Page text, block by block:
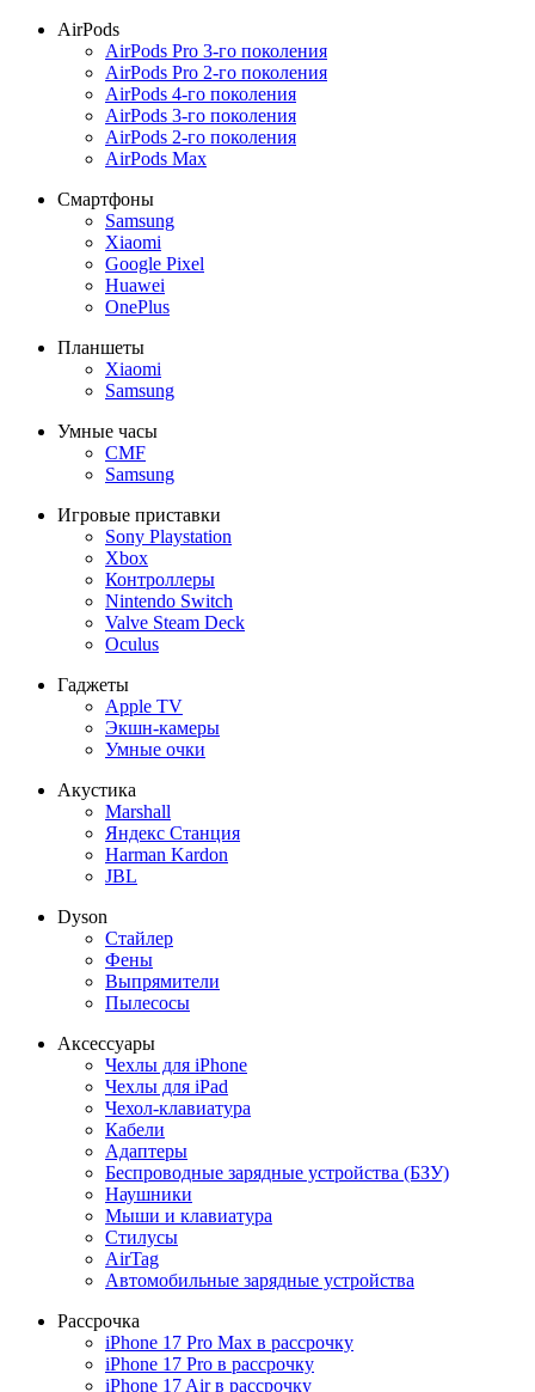
AirPods
AirPods Pro 3-го поколения
AirPods Pro 2-го поколения
AirPods 4-го поколения
AirPods 3-го поколения
AirPods 2-го поколения
AirPods Max
Смартфоны
Samsung
Xiaomi
Google Pixel
Huawei
OnePlus
Планшеты
Xiaomi
Samsung
Умные часы
CMF
Samsung
Игровые приставки
Sony Playstation
Xbox
Контроллеры
Nintendo Switch
Valve Steam Deck
Oculus
Гаджеты
Apple TV
Экшн-камеры
Умные очки
Акустика
Marshall
Яндекс Станция
Harman Kardon
JBL
Dyson
Стайлер
Фены
Выпрямители
Пылесосы
Аксессуары
Чехлы для iPhone
Чехлы для iPad
Чехол-клавиатура
Кабели
Адаптеры
Беспроводные зарядные устройства (БЗУ)
Наушники
Мыши и клавиатура
Стилусы
AirTag
Автомобильные зарядные устройства
Рассрочка
iPhone 17 Pro Max в рассрочку
iPhone 17 Pro в рассрочку
iPhone 17 Air в рассрочку